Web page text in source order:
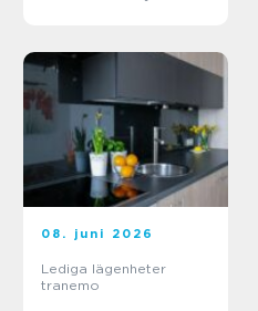
08. juni 2026
Lediga lägenheter
tranemo